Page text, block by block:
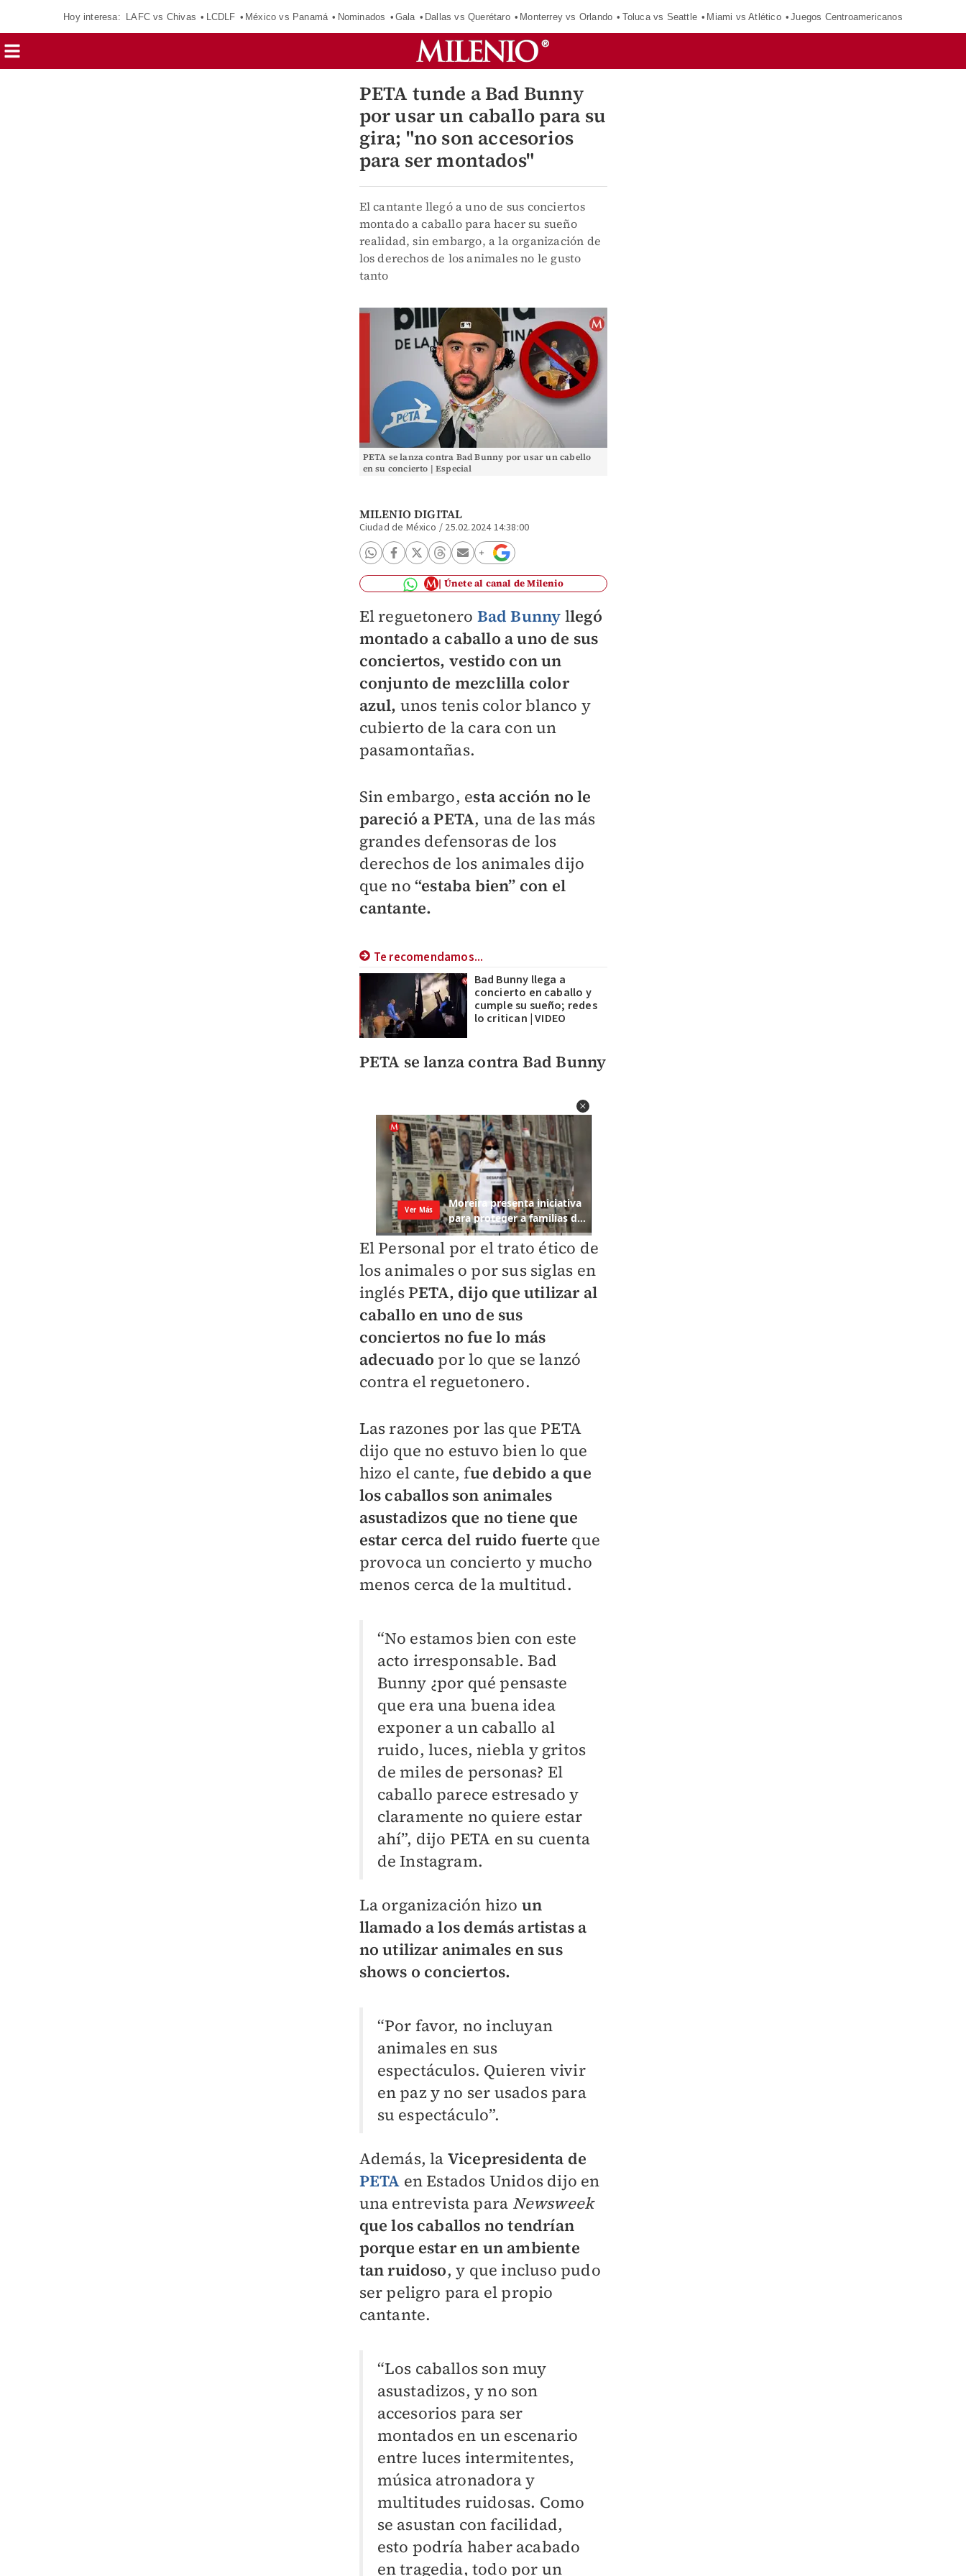
Hoy interesa: LAFC vs Chivas LCDLF México vs Panamá Nominados Gala Dallas vs Querétaro Monterrey vs Orlando Toluca vs Seattle Miami vs Atlético Juegos Centroamericanos
PETA tunde a Bad Bunny
por usar un caballo para su
gira; "no son accesorios
para ser montados"
El cantante llegó a uno de sus conciertos
montado a caballo para hacer su sueño
realidad, sin embargo, a la organización de
los derechos de los animales no le gusto
tanto
PETA se lanza contra Bad Bunny por usar un cabello
en su concierto | Especial
MILENIO DIGITAL
Ciudad de México / 25.02.2024 14:38:00
Únete al canal de Milenio
El reguetonero Bad Bunny llegó
montado a caballo a uno de sus
conciertos, vestido con un
conjunto de mezclilla color
azul, unos tenis color blanco y
cubierto de la cara con un
pasamontañas.
Sin embargo, esta acción no le
pareció a PETA, una de las más
grandes defensoras de los
derechos de los animales dijo
que no “estaba bien” con el
cantante.
Te recomendamos...
Bad Bunny llega a
concierto en caballo y
cumple su sueño; redes
lo critican | VIDEO
PETA se lanza contra Bad Bunny
El Personal por el trato ético de
los animales o por sus siglas en
inglés PETA, dijo que utilizar al
caballo en uno de sus
conciertos no fue lo más
adecuado por lo que se lanzó
contra el reguetonero.
Las razones por las que PETA
dijo que no estuvo bien lo que
hizo el cante, fue debido a que
los caballos son animales
asustadizos que no tiene que
estar cerca del ruido fuerte que
provoca un concierto y mucho
menos cerca de la multitud.
“No estamos bien con este
acto irresponsable. Bad
Bunny ¿por qué pensaste
que era una buena idea
exponer a un caballo al
ruido, luces, niebla y gritos
de miles de personas? El
caballo parece estresado y
claramente no quiere estar
ahí”, dijo PETA en su cuenta
de Instagram.
La organización hizo un
llamado a los demás artistas a
no utilizar animales en sus
shows o conciertos.
“Por favor, no incluyan
animales en sus
espectáculos. Quieren vivir
en paz y no ser usados para
su espectáculo”.
Además, la Vicepresidenta de
PETA en Estados Unidos dijo en
una entrevista para Newsweek
que los caballos no tendrían
porque estar en un ambiente
tan ruidoso, y que incluso pudo
ser peligro para el propio
cantante.
“Los caballos son muy
asustadizos, y no son
accesorios para ser
montados en un escenario
entre luces intermitentes,
música atronadora y
multitudes ruidosas. Como
se asustan con facilidad,
esto podría haber acabado
en tragedia, todo por un